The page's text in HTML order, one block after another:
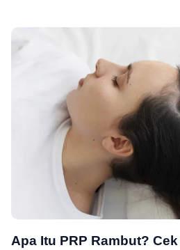
Apa Itu PRP Rambut?